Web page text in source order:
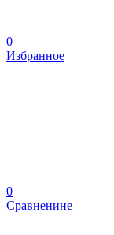
0
Избранное
0
Сравненине